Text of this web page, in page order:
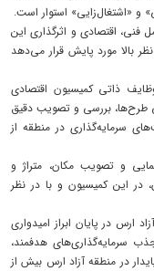
و «اشتغال‌زایی» استوار است.
فنی، اقتصادی و اثرگذاری این
بالا مورد پایش قرار می‌دهد
ذاتی کمیسیون اقتصادی
بررسی و تصویب دقیق
سرمایه‌گذاری در منطقه از
و تصویب مکان، متراژ و
این کمیسیون و با در نظر
ارس در پایان ابراز امیدواری
سرمایه‌گذاری‌های هدفمند،
در منطقه آزاد ارس بیش از